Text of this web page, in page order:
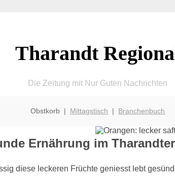
Tharandt
Die Zeitung mit Nur Guten Nachrichten
Obstkorb | Mittagstisch | Branchenbuch
Ernährung im
diese leckeren Früchte geniesst lebt